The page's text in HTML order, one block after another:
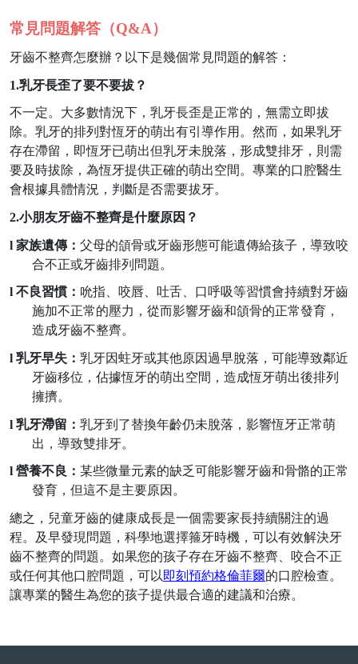
常見問題解答（Q&A）
牙齒不整齊怎麼辦？以下是幾個常見問題的解答：
1.乳牙長歪了要不要拔？
不一定。大多數情況下，乳牙長歪是正常的，無需立即拔
除。乳牙的排列對恆牙的萌出有引導作用。然而，如果乳牙
存在滯留，即恆牙已萌出但乳牙未脫落，形成雙排牙，則需
要及時拔除，為恆牙提供正確的萌出空間。專業的口腔醫生
會根據具體情況，判斷是否需要拔牙。
2.小朋友牙齒不整齊是什麼原因？
l 家族遺傳： 父母的頜骨或牙齒形態可能遺傳給孩子，導致咬
合不正或牙齒排列問題。
l 不良習慣： 吮指、咬唇、吐舌、口呼吸等習慣會持續對牙齒
施加不正常的壓力，從而影響牙齒和頜骨的正常發育，
造成牙齒不整齊。
l 乳牙早失： 乳牙因蛀牙或其他原因過早脫落，可能導致鄰近
牙齒移位，佔據恆牙的萌出空間，造成恆牙萌出後排列
擁擠。
l 乳牙滯留： 乳牙到了替換年齡仍未脫落，影響恆牙正常萌
出，導致雙排牙。
l 營養不良： 某些微量元素的缺乏可能影響牙齒和骨骼的正常
發育，但這不是主要原因。
總之，兒童牙齒的健康成長是一個需要家長持續關注的過
程。及早發現問題，科學地選擇箍牙時機，可以有效解決牙
齒不整齊的問題。如果您的孩子存在牙齒不整齊、咬合不正
或任何其他口腔問題，可以 即刻 預約格倫菲爾的口腔檢查。
讓專業的醫生為您的孩子提供最合適的建議和治療。